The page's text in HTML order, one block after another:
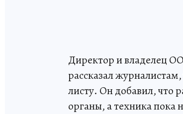
Директор и владелец
рассказал
листу. Он добавил, что
органы, а техника пока